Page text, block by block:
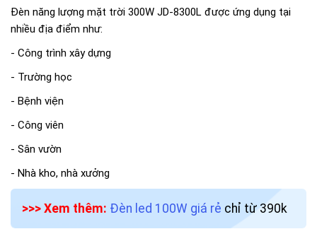
Đèn năng lượng mặt trời 300W JD-8300L được ứng dụng tại
nhiều địa điểm như:
- Công trình xây dựng
- Trường học
- Bệnh viện
- Công viên
- Sân vườn
- Nhà kho, nhà xưởng
>>> Xem thêm: Đèn led 100W giá rẻ chỉ từ 390k